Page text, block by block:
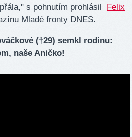
s pohnutím prohlásil Felix
Mladé fronty DNES.
(†29) semkl rodinu:
naše Aničko!